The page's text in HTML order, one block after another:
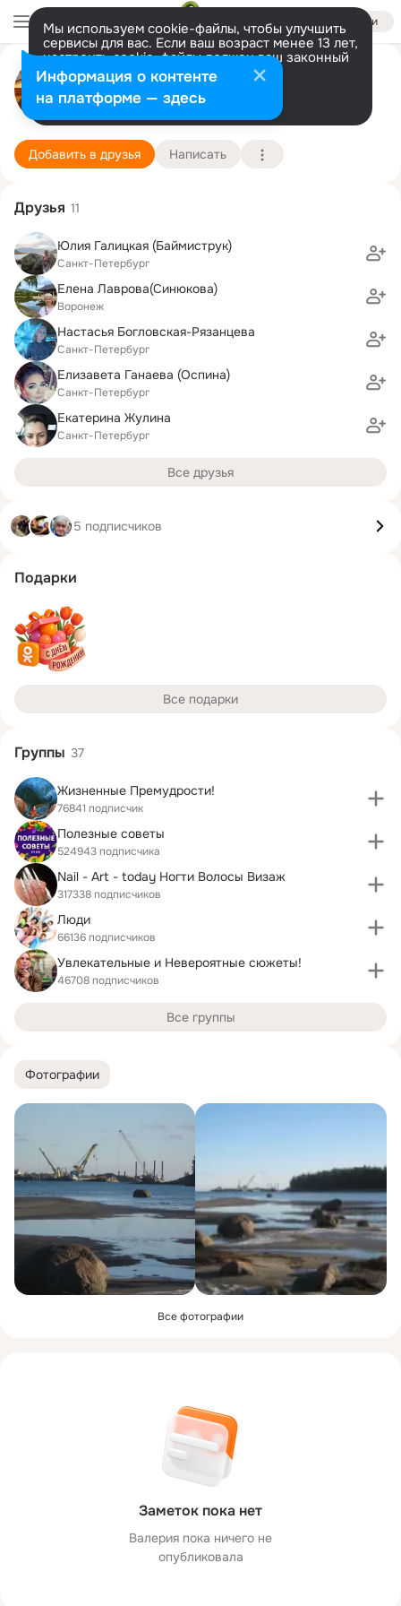
Войти
Мы используем cookie-файлы, чтобы улучшить
сервисы для вас. Если ваш возраст менее 13 лет,
настроить cookie-файлы должен ваш законный
представитель. Больше информации
Разрешить все Настроить
Валерия Чердынцева
Санкт-Петербург
СПбГУГА, Санкт-Петербургский
Подробнее
Добавить в друзья Написать
Фотографии
Все фотографии
Заметок пока нет
Валерия пока ничего не
опубликовала
Друзья 11
Юлия Галицкая (Баймиструк)
Санкт-Петербург
Елена Лаврова(Синюкова)
Воронеж
Настасья Богловская-Рязанцева
Санкт-Петербург
Елизавета Ганаева (Оспина)
Санкт-Петербург
Екатерина Жулина
Санкт-Петербург
Все друзья
5 подписчиков
Подарки
Все подарки
Группы 37
Жизненные Премудрости!
76841 подписчик
Полезные советы
524943 подписчика
Nail - Art - today Ногти Волосы Визаж
317338 подписчиков
Люди
66136 подписчиков
Увлекательные и Невероятные сюжеты!
46708 подписчиков
Все группы
Информация о контенте
на платформе — здесь